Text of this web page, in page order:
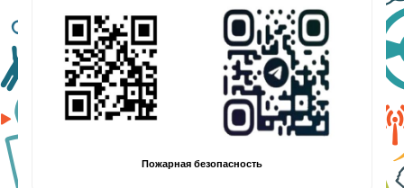
Пожарная безопасность